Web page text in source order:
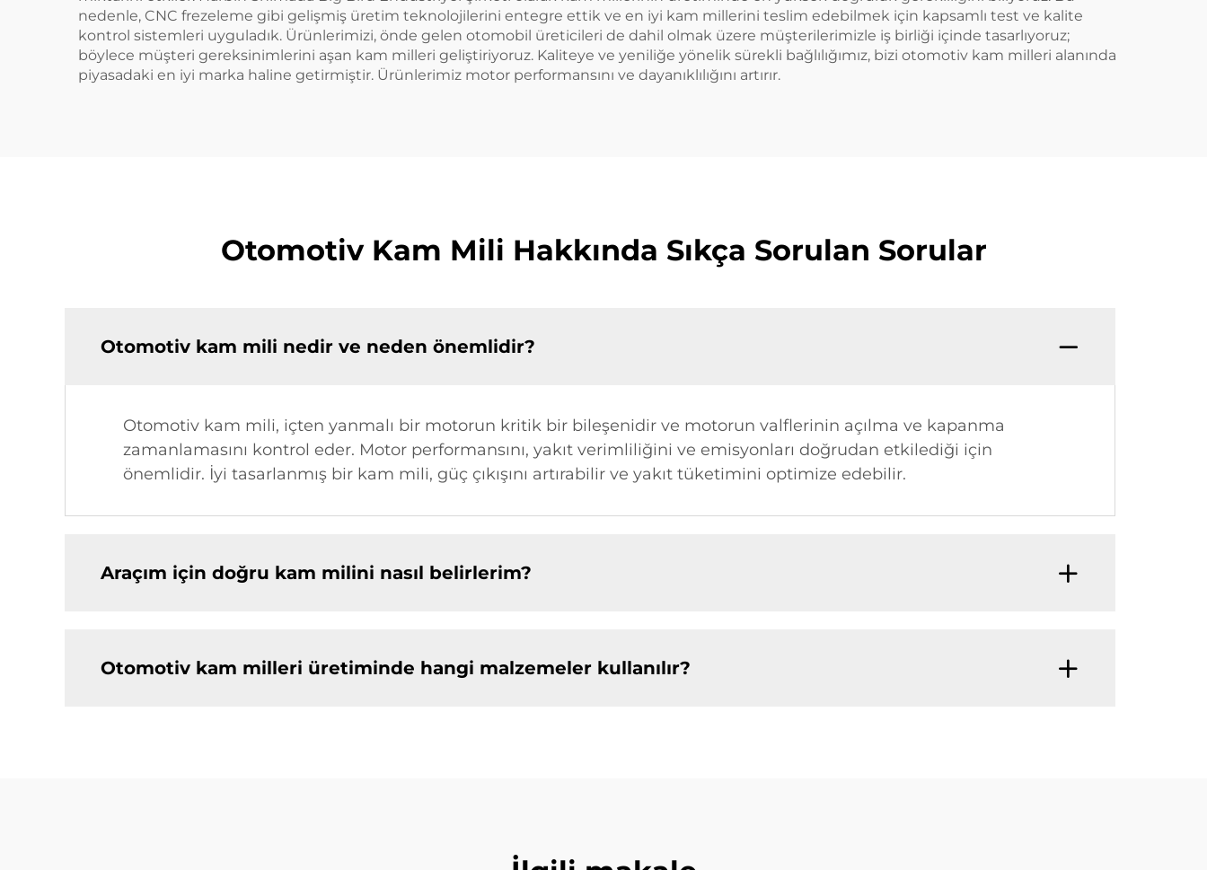
nedenle, CNC frezeleme gibi gelişmiş üretim teknolojilerini entegre ettik ve en iyi kam millerini teslim edebilmek için kapsamlı test ve kalite
kontrol sistemleri uyguladık. Ürünlerimizi, önde gelen otomobil üreticileri de dahil olmak üzere müşterilerimizle iş birliği içinde tasarlıyoruz;
böylece müşteri gereksinimlerini aşan kam milleri geliştiriyoruz. Kaliteye ve yeniliğe yönelik sürekli bağlılığımız, bizi otomotiv kam milleri alanında
piyasadaki en iyi marka haline getirmiştir. Ürünlerimiz motor performansını ve dayanıklılığını artırır.
Otomotiv Kam Mili Hakkında Sıkça Sorulan Sorular
Otomotiv kam mili nedir ve neden önemlidir?
Otomotiv kam mili, içten yanmalı bir motorun kritik bir bileşenidir ve motorun valflerinin açılma ve kapanma
zamanlamasını kontrol eder. Motor performansını, yakıt verimliliğini ve emisyonları doğrudan etkilediği için
önemlidir. İyi tasarlanmış bir kam mili, güç çıkışını artırabilir ve yakıt tüketimini optimize edebilir.
Araçım için doğru kam milini nasıl belirlerim?
Otomotiv kam milleri üretiminde hangi malzemeler kullanılır?